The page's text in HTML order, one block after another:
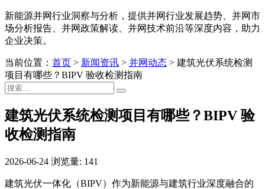
新能源并网行业洞察与分析，提供并网行业发展趋势、并网市
场分析报告、并网政策解读、并网技术前沿等深度内容，助力
企业决策。
当前位置： 首页 > 新闻资讯 > 并网动态 > 建筑光伏系统检测
项目有哪些？BIPV 验收检测指南
建筑光伏系统检测项目有哪些？BIPV 验
收检测指南
2026-06-24 浏览量: 141
建筑光伏一体化（BIPV）作为新能源与建筑行业深度融合的